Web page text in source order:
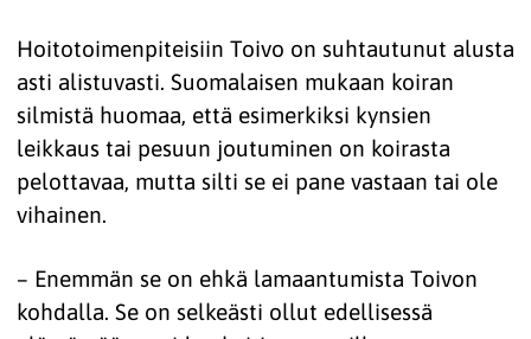
Hoitotoimenpiteisiin Toivo on suhtautunut alusta
asti alistuvasti. Suomalaisen mukaan koiran
silmistä huomaa, että esimerkiksi kynsien
leikkaus tai pesuun joutuminen on koirasta
pelottavaa, mutta silti se ei pane vastaan tai ole
vihainen.
– Enemmän se on ehkä lamaantumista Toivon
kohdalla. Se on selkeästi ollut edellisessä